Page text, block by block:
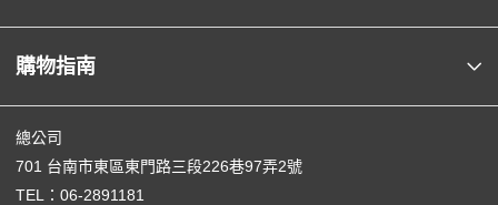
購物指南
總公司
701 台南市東區東門路三段226巷97弄2號
TEL： 06-2891181